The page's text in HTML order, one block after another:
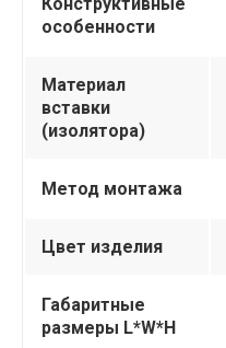
особенности
Материал
вставки
(изолятора)
Метод монтажа
Цвет изделия
Габаритные
размеры L*W*H